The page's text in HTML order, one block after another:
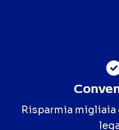
Risparmia